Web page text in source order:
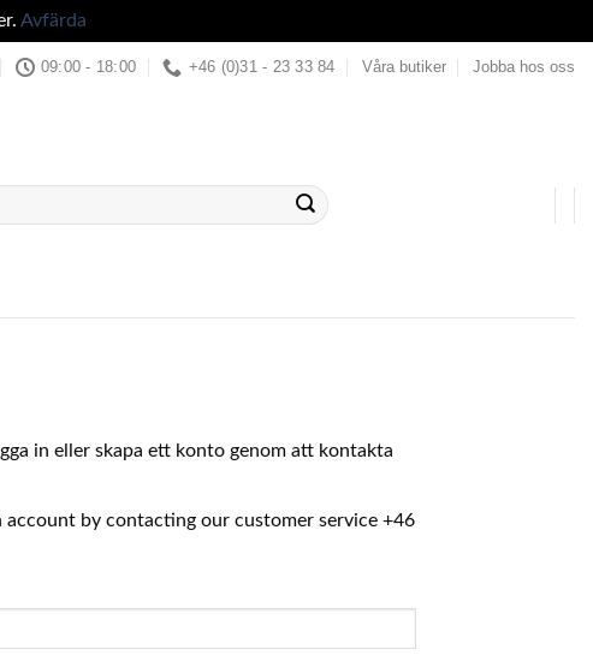
Avfärda
09:00 - 18:00 +46 (0)31 - 23 33 84 Våra butiker Jobba hos oss
in eller skapa ett konto genom att kontakta
account by contacting our customer service +46